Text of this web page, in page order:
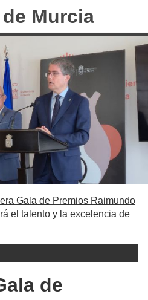
Murcia
Gala de Premios Raimundo
el talento y la excelencia de
de